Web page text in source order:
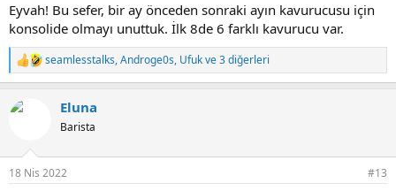
Eyvah! Bu sefer, bir ay önceden sonraki ayın kavurucusu için
konsolide olmayı unuttuk. İlk 8de 6 farklı kavurucu var.
T
e
k
:
seamlesstalks,Androge0s, Ufukve 3 diğerleri
Eluna
Barista
18 Nis 2022 #13